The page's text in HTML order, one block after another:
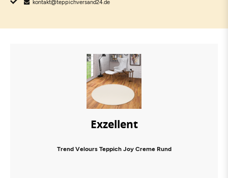
kontakt@teppichversand24.de
Exzellent
Trend Velours Teppich Joy Creme Rund